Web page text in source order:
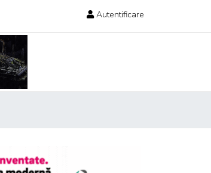
Autentificare